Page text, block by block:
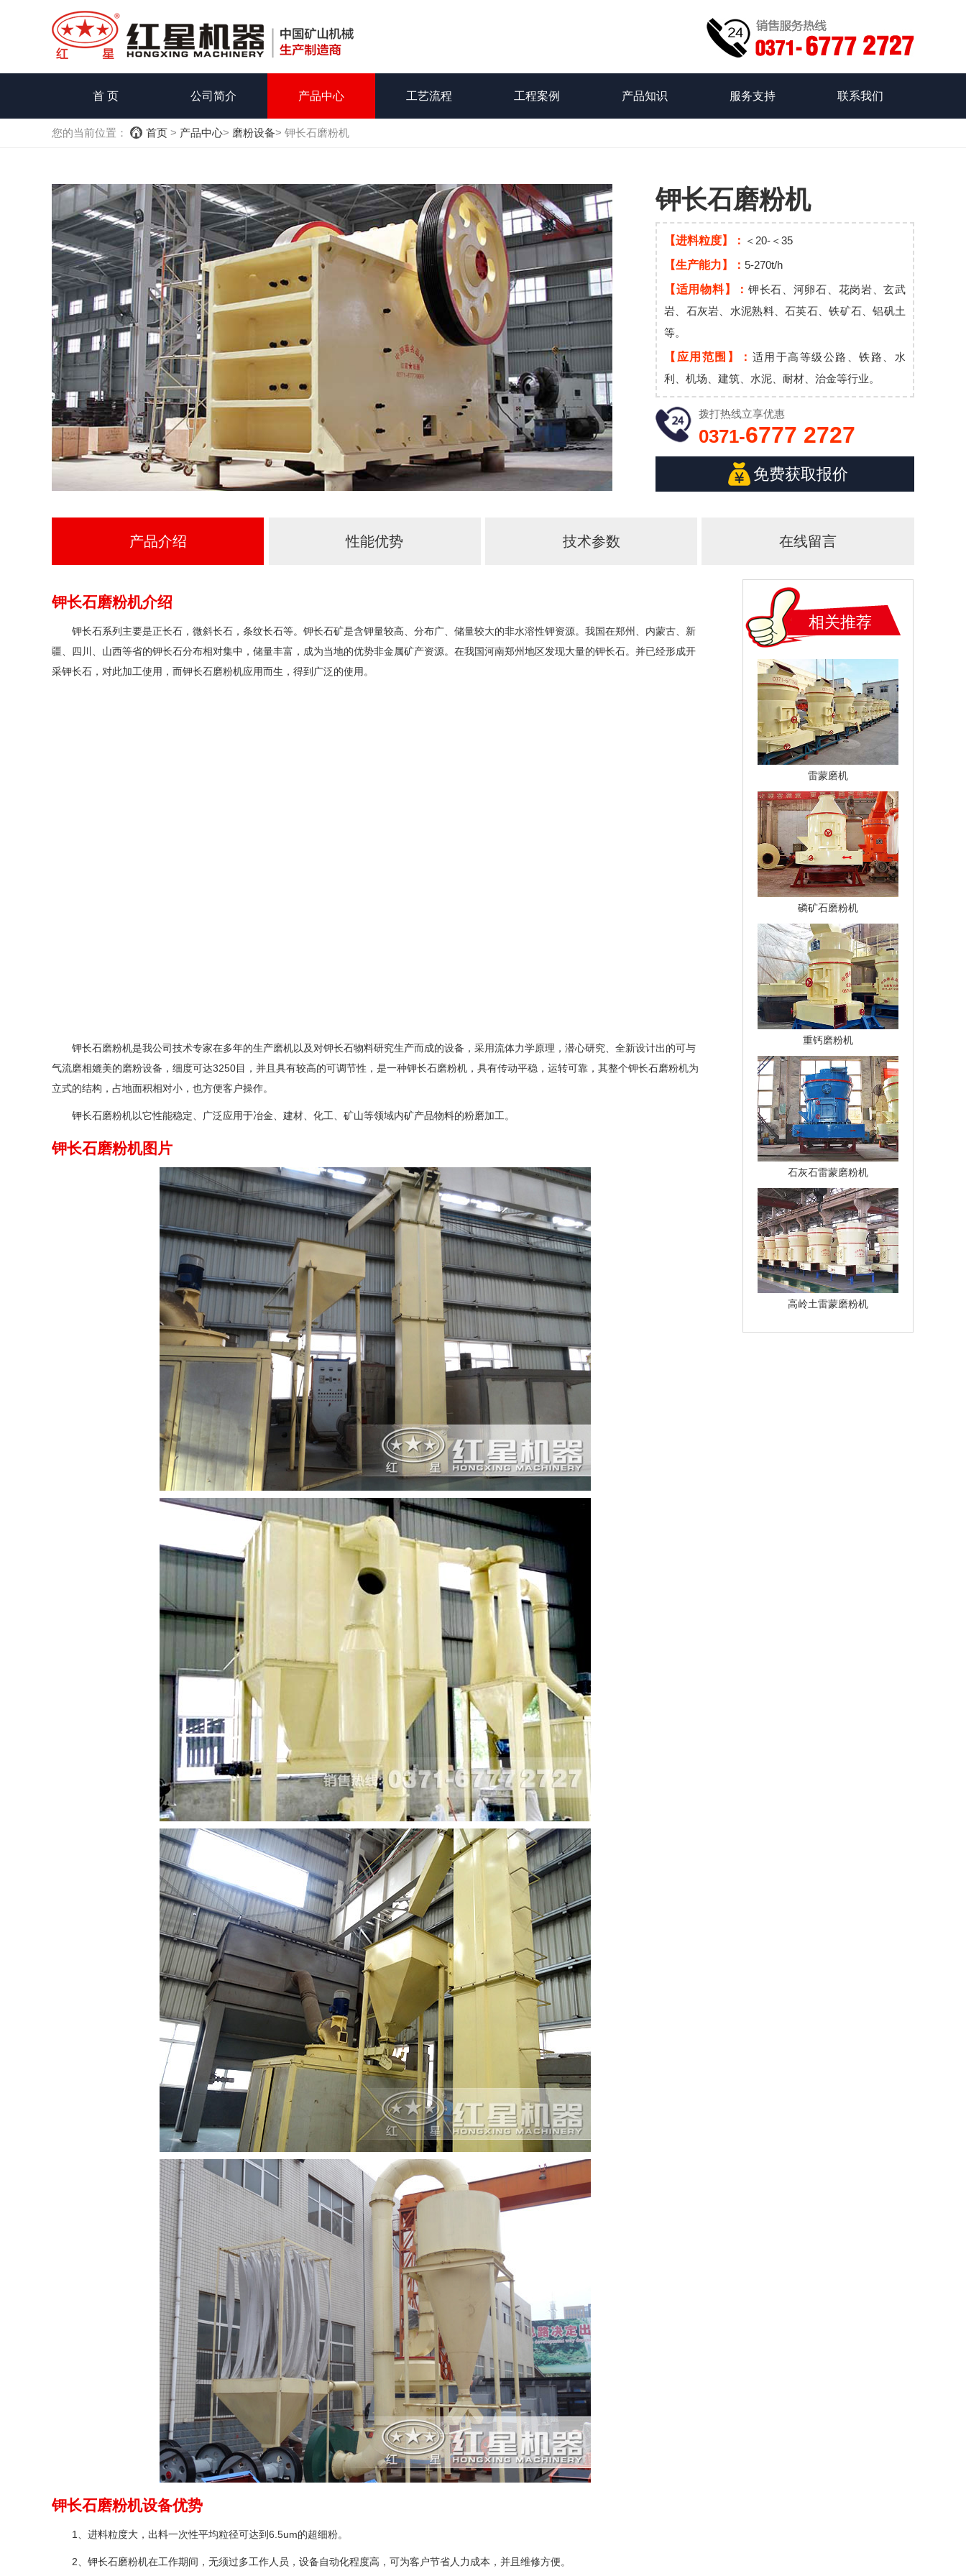
首 页 公司简介 产品中心 工艺流程 工程案例 产品知识 服务支持 联系我们
您的当前位置： 首页 > 产品中心> 磨粉设备> 钾长石磨粉机
钾长石磨粉机
【进料粒度】： ＜20-＜35
【生产能力】： 5-270t/h
【适用物料】： 钾长石、河卵石、花岗岩、玄武
岩、石灰岩、水泥熟料、石英石、铁矿石、铝矾土
等。
【应用范围】： 适用于高等级公路、铁路、水
利、机场、建筑、水泥、耐材、治金等行业。
拨打热线立享优惠
0371-6777 2727
免费获取报价
产品介绍 性能优势 技术参数 在线留言
钾长石磨粉机介绍
钾长石系列主要是正长石，微斜长石，条纹长石等。钾长石矿是含钾量较高、分布广、储量较大的非水溶性钾资源。我国在郑州、内蒙古、新
疆、四川、山西等省的钾长石分布相对集中，储量丰富，成为当地的优势非金属矿产资源。在我国河南郑州地区发现大量的钾长石。并已经形成开
采钾长石，对此加工使用，而钾长石磨粉机应用而生，得到广泛的使用。
钾长石磨粉机是我公司技术专家在多年的生产磨机以及对钾长石物料研究生产而成的设备，采用流体力学原理，潜心研究、全新设计出的可与
气流磨相媲美的磨粉设备，细度可达3250目，并且具有较高的可调节性，是一种钾长石磨粉机，具有传动平稳，运转可靠，其整个钾长石磨粉机为
立式的结构，占地面积相对小，也方便客户操作。
钾长石磨粉机以它性能稳定、广泛应用于冶金、建材、化工、矿山等领域内矿产品物料的粉磨加工。
钾长石磨粉机图片
钾长石磨粉机设备优势
1、进料粒度大，出料一次性平均粒径可达到6.5um的超细粉。
2、钾长石磨粉机在工作期间，无须过多工作人员，设备自动化程度高，可为客户节省人力成本，并且维修方便。
相关推荐
雷蒙磨机
磷矿石磨粉机
重钙磨粉机
石灰石雷蒙磨粉机
高岭土雷蒙磨粉机